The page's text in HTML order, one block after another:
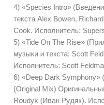
4) «Species Intro»
текста Alex Bowen,
Cook. Исполнитель:
5) «Tide On The Rise»
музыки и текста: Scott
Исполнитель: Scott
6) «Deep Dark Symphony»
(Original Mix)
Roudyk (Иван Рудяк).